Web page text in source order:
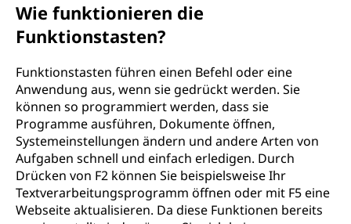
Wie funktionieren die
Funktionstasten?
Funktionstasten führen einen Befehl oder eine
Anwendung aus, wenn sie gedrückt werden. Sie
können so programmiert werden, dass sie
Programme ausführen, Dokumente öffnen,
Systemeinstellungen ändern und andere Arten von
Aufgaben schnell und einfach erledigen. Durch
Drücken von F2 können Sie beispielsweise Ihr
Textverarbeitungsprogramm öffnen oder mit F5 eine
Webseite aktualisieren. Da diese Funktionen bereits